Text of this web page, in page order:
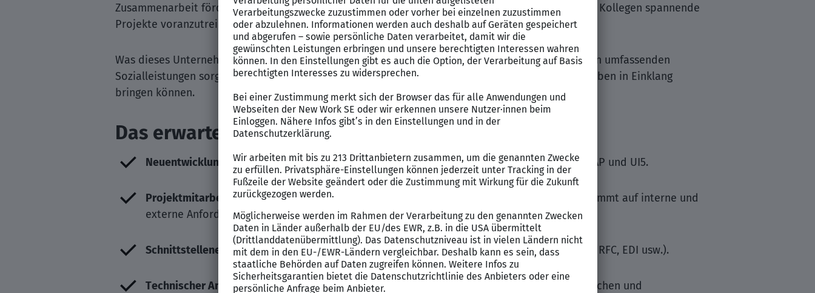
Zusammenarbeit fördert, haben Sie die Möglichkeit, gemeinsam mit engagierten Kolleginnen und Kollegen spannende
Projekte voranzutreiben.
Was dieses Unternehmen besonders macht, sind die wertschätzenden Arbeitsbedingungen. Neben umfassenden
Sozialleistungen sorgt eine durchdachte Home-Office-Regelung dafür, dass Sie Beruf und Privatleben in Einklang
bringen können.
Das erwartet Sie bei diesem SAP Job
Neuentwicklungen und Weiterentwicklung: Programmierung von SAP-Anwendungen mit ABAP und UI5.
Projektmitarbeit
: Realisierung innovativer Lösungen in spannenden SAP-Projekten, abgestimmt auf interne und
externe Anforderungen.
Schnittstellenentwicklung: Konzeption und Entwicklung von SAP-Schnittstellen (BAPIs, ALE, RFC, EDI usw.).
Technischer Ansprechpartner: Unterstützung bei technischen Fragestellungen in der klassischen und